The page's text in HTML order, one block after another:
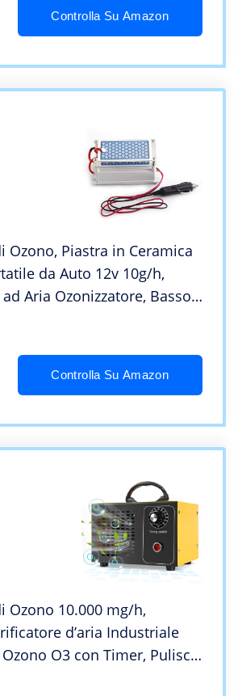
Controlla Su Amazon
Ozono, Piastra in Ceramica
da Auto 12v 10g/h,
Aria Ozonizzatore, Basso
con Scarica a
Controlla Su Amazon
Ozono 10.000 mg/h,
d’aria Industriale
O3 con Timer, Pulisce
Ozonizzatore per